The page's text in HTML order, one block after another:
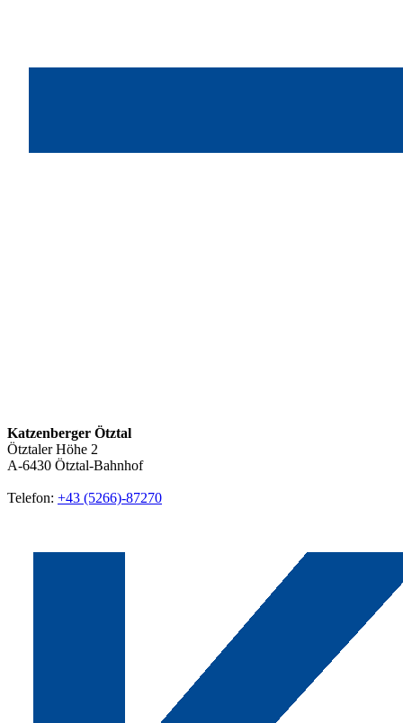
Katzenberger Ötztal
Ötztaler Höhe 2
A-6430 Ötztal-Bahnhof
Telefon: +43 (5266)-87270